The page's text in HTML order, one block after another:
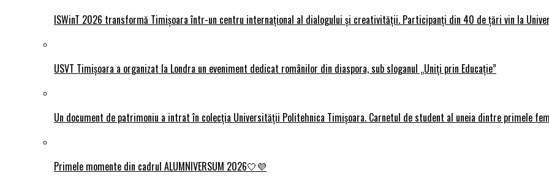
ISWinT 2026 transformă Timișoara într-un centru internațional al dialogului și creativității. Participanți din 40 de țări vin la
USVT Timișoara a organizat la Londra un eveniment dedicat românilor din diaspora, sub sloganul „Uniți prin Educație”
Un document de patrimoniu a intrat în colecția Universității Politehnica Timișoara. Carnetul de student al uneia dintre primele
Primele momente din cadrul ALUMNIVERSUM 2026🤍💜